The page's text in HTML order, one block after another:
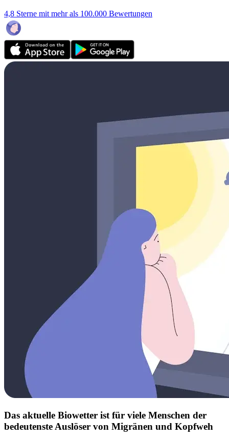
4,8 Sterne mit mehr als 100.000 Bewertungen
Das aktuelle Biowetter ist für viele Menschen der
bedeutenste Auslöser von Migränen und Kopfweh